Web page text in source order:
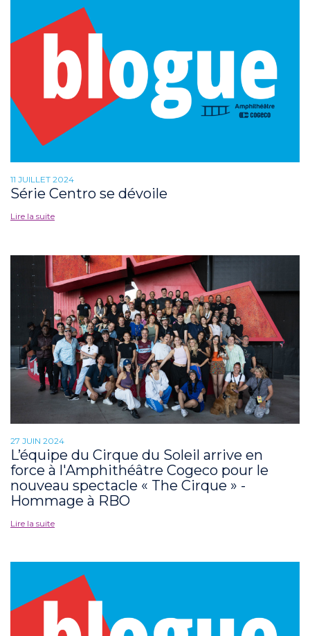
11 JUILLET 2024
Série Centro se dévoile
Lire la suite
27 JUIN 2024
L’équipe du Cirque du Soleil arrive en
force à l'Amphithéâtre Cogeco pour le
nouveau spectacle « The Cirque » -
Hommage à RBO
Lire la suite